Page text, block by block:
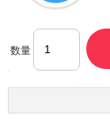
数量